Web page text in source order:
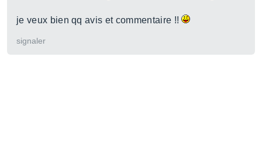
je veux bien qq avis et commentaire !!
signaler